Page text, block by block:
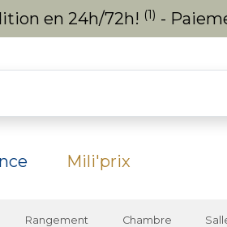
en 24h/72h! (1) -
Mili'prix
Rangement Chambre